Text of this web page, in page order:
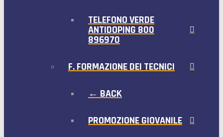
TELEFONO VERDE
ANTIDOPING 800
896970
F. FORMAZIONE DEI TECNICI
← BACK
PROMOZIONE GIOVANILE